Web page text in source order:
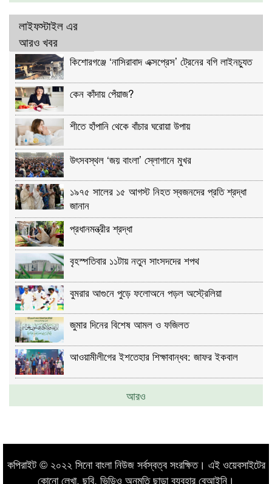
লাইফস্টাইল এর
আরও খবর
কিশোরগঞ্জে ‘নাসিরাবাদ এক্সপ্রেস’ ট্রেনের বগি লাইনচ্যুত
কেন কাঁদায় পেঁয়াজ?
শীতে হাঁপানি থেকে বাঁচার ঘরোয়া উপায়
উৎসবস্থল ‘জয় বাংলা’ স্লোগানে মুখর
১৯৭৫ সালের ১৫ আগস্ট নিহত স্বজনদের প্রতি শ্রদ্ধা
জানান
প্রধানমন্ত্রীর শ্রদ্ধা
বৃহস্পতিবার ১১টায় নতুন সাংসদদের শপথ
বুমরার আগুনে পুড়ে ফলোঅনে পড়ল অস্ট্রেলিয়া
জুমার দিনের বিশেষ আমল ও ফজিলত
আওয়ামীলীগের ইশতেহার শিক্ষাবান্ধব: জাফর ইকবাল
আরও
কপিরাইট © ২০২২ সিনো বাংলা নিউজ সর্বস্বত্ব সংরক্ষিত। এই ওয়েবসাইটের
কোনো লেখা, ছবি, ভিডিও অনুমতি ছাড়া ব্যবহার বেআইনি।